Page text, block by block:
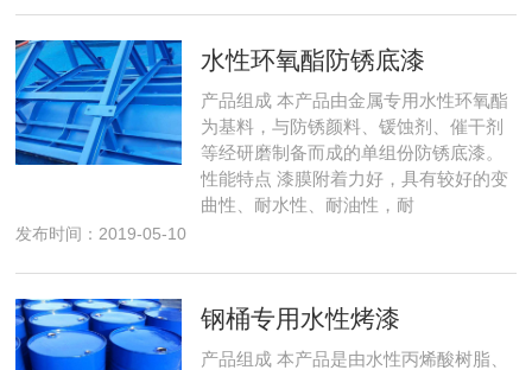
水性环氧酯防锈底漆
产品组成 本产品由金属专用水性环氧酯
为基料，与防锈颜料、锾蚀剂、催干剂
等经研磨制备而成的单组份防锈底漆。
性能特点 漆膜附着力好，具有较好的变
曲性、耐水性、耐油性，耐
发布时间：2019-05-10
钢桶专用水性烤漆
产品组成 本产品是由水性丙烯酸树脂、